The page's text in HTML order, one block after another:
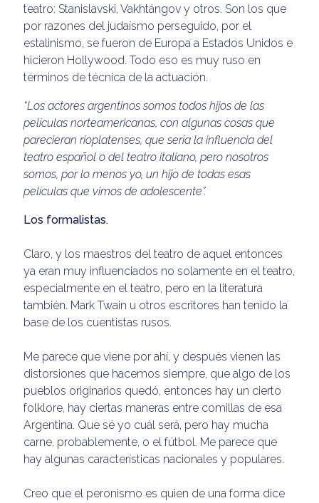
teatro: Stanislavski, Vakhtángov y otros. Son los que
por razones del judaísmo perseguido, por el
estalinismo, se fueron de Europa a Estados Unidos e
hicieron Hollywood. Todo eso es muy ruso en
términos de técnica de la actuación.
“Los actores argentinos somos todos hijos de las
películas norteamericanas, con algunas cosas que
parecieran rioplatenses, que sería la influencia del
teatro español o del teatro italiano, pero nosotros
somos, por lo menos yo, un hijo de todas esas
películas que vimos de adolescente”.
Los formalistas.
Claro, y los maestros del teatro de aquel entonces
ya eran muy influenciados no solamente en el teatro,
especialmente en el teatro, pero en la literatura
también. Mark Twain u otros escritores han tenido la
base de los cuentistas rusos.
Me parece que viene por ahí, y después vienen las
distorsiones que hacemos siempre, que algo de los
pueblos originarios quedó, entonces hay un cierto
folklore, hay ciertas maneras entre comillas de esa
Argentina. Que sé yo cuál será, pero hay mucha
carne, probablemente, o el fútbol. Me parece que
hay algunas características nacionales y populares.
Creo que el peronismo es quien de una forma dice